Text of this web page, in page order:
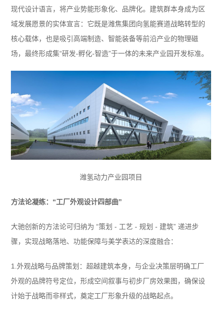
现代设计语言，将产业势能形象化、品牌化。建筑群本身成为区
域发展愿景的实体宣言：它既是潍焦集团向氢能赛道战略转型的
核心载体，也是吸引高端制造、智能装备等前沿产业的物理磁
场，最终形成集“研发-孵化-智造”于一体的未来产业园开发标准。
潍氢动力产业园项目
方法论凝练：“工厂外观设计四部曲”
大驰创新的方法论可归纳为 “策划 - 工艺 - 规划 - 建筑” 递进步
骤，实现战略落地、功能保障与美学表达的深度融合：
1.外观战略与品牌策划：超越建筑本身，与企业决策层明确工厂
外观的品牌符号定位，形成空间叙事与初步厂房效果图，确保设
计始于战略而非样式，奠定工厂形象升级的战略起点。